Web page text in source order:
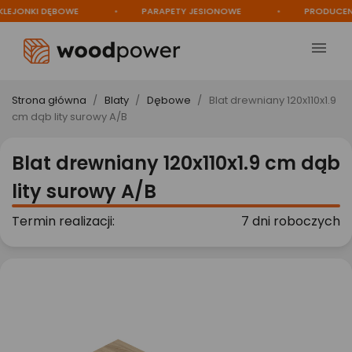
DĘBOWE PARAPETY JESIONOWE PRODUCENT

Strona główna Blaty Dębowe
Blat drewniany 120x110x1.9
cm dąb lity surowy A/B
Blat drewniany 120x110x1.9 cm dąb
lity surowy A/B
Termin realizacji: 7 dni roboczych